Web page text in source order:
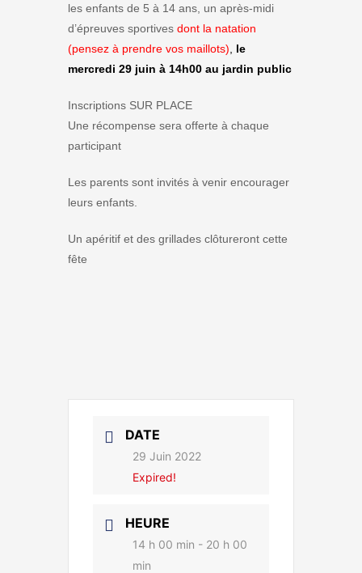
les enfants de 5 à 14 ans, un après-midi
d’épreuves sportives dont la natation
(pensez à prendre vos maillots)
le
mercredi 29 juin à 14h00 au jardin public
Inscriptions SUR PLACE
Une récompense sera offerte à chaque
participant
Les parents sont invités à venir encourager
leurs enfants.
Un apéritif et des grillades clôtureront cette
fête
DATE
29 Juin 2022
Expired!
HEURE
14 h 00 min - 20 h 00
min